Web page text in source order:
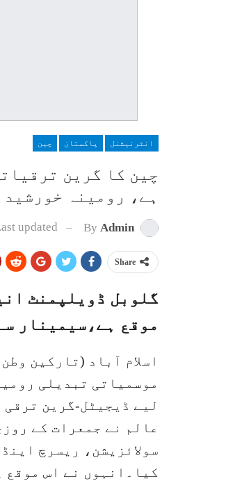
انٹرنیشنل پاکستان چین
چین کا گرین
ہے، رومینہ خورشید
By Admin
updated
Share
گلوبل ڈویلپمنٹ
موقع ہے،سیمینار
اسلام آباد (تارکین
موسمیاتی تبدیلی
لیے ڈیجیٹل-گرین ترقی
عالم نے جمعرات کے
سولائزیشن، ریسرچ
کیا۔انہوں نے اس